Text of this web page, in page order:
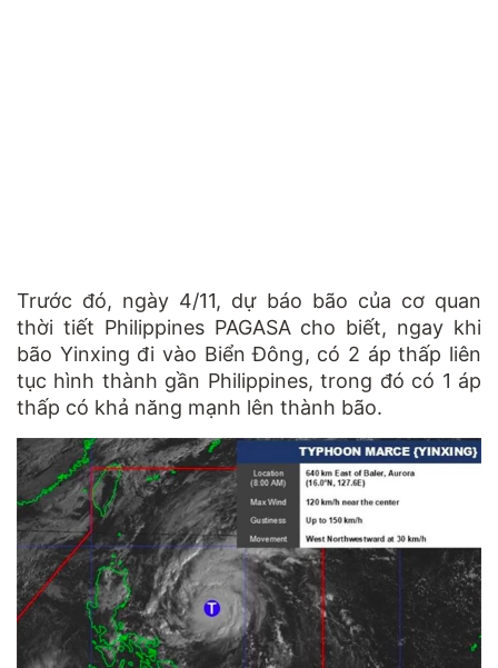
Trước đó, ngày 4/11, dự báo bão của cơ quan
thời tiết Philippines PAGASA cho biết, ngay khi
bão Yinxing đi vào Biển Đông, có 2 áp thấp liên
tục hình thành gần Philippines, trong đó có 1 áp
thấp có khả năng mạnh lên thành bão.